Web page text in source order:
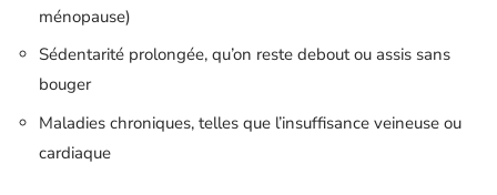
ménopause)
Sédentarité prolongée, qu’on reste debout ou assis sans
bouger
Maladies chroniques, telles que l’insuffisance veineuse ou
cardiaque